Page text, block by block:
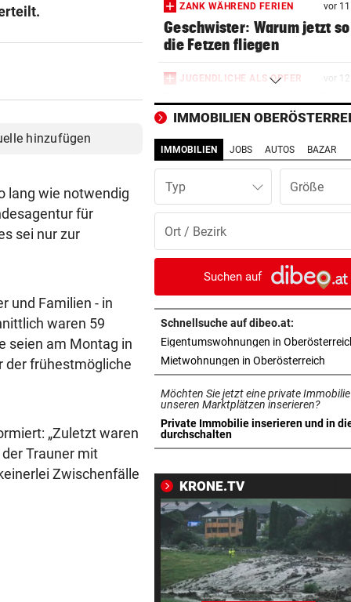
hinzufügen
lang wie notwendig
für
sei nur zur
und Familien - in
waren 59
seien am Montag in
der frühestmögliche
„Zuletzt waren
Trauner mit
Zwischenfälle
ZANK WÄHREND FERIEN vor
Geschwister: Warum jetzt
die Fetzen fliegen
JUGENDLICHE ALS OPFER vor
Penisbilder verschickt: So
reagierten die Vereine
ABER KEIN MORDVERSUCH vor 12
Messerstecher muss für
Jahre ins Gefängnis
vor
ohne Bergeinsatz
ERHÖHTE WERTE: vor
Der nächste Badesee muss
geschlossen werden
OBERÖSTERREICH vor 15
„Wer will mich?“: Diese
haben kein Zuhause
FEUERWEHR-AUSSTATTER
Geschäft von Rosenbauer
NEUES MODELL vor 16
Regeln bei Deutschkursen
jetzt verschärft
CHEF VON VERSICHERUNG: vor
IMMOBILIEN
IMMOBILIEN JOBS AUTOS BAZAR
Typ
Suchen auf
Schnellsuche auf dibeo.at:
Eigentumswohnungen in
Mietwohnungen in Oberösterreich
Möchten Sie jetzt eine private
unseren Marktplätzen inserieren?
Private Immobilie inserieren und in
durchschalten
in neuem Tab öffnen
KRONE.TV